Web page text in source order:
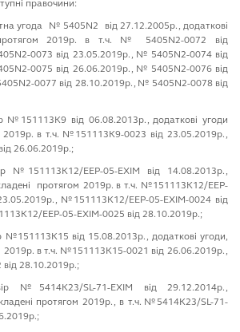
правочини:
угода № 5405N2 від 27.12.2005р., додаткові
2019р. в т.ч. № 5405N2-0072 від
0073 від 23.05.2019р., № 5405N2-0074 від
0075 від 26.06.2019р., № 5405N2-0076 від
0077 від 28.10.2019р., № 5405N2-0078 від
№151113К9 від 06.08.2013р., додаткові угоди
2019р. в т.ч. №151113К9-0023 від 23.05.2019р.,
26.06.2019р.;
№151113К12/EEP-05-EXIM від 14.08.2013р.,
протягом 2019р. в т.ч. №151113К12/EEP-
№151113К12/EEP-05-EXIM-0024 від
EEP-05-EXIM-0025 від 28.10.2019р.;
№151113К15 від 15.08.2013р., додаткові угоди,
2019р. в т.ч. №151113К15-0021 від 26.06.2019р.,
28.10.2019р.;
№5414К23/SL-71-EXIM від 29.12.2014р.,
протягом 2019р., в т.ч. №5414К23/SL-71-